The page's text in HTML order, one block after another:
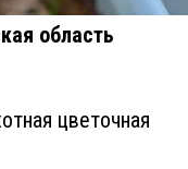
область
цветочная